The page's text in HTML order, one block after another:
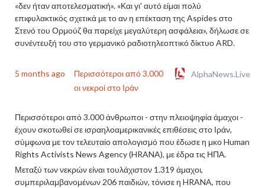
«δεν ήταν αποτελεσματική». «Και γι' αυτό είμαι πολύ
επιφυλακτικός σχετικά με το αν η επέκταση της Aspides στο
Στενό του Ορμούζ θα παρείχε μεγαλύτερη ασφάλεια», δήλωσε σε
συνέντευξή του στο γερμανικό ραδιοτηλεοπτικό δίκτυο ARD.
5 months ago
Περισσότεροι από 3.000
οι νεκροί στο Ιράν
AlphaNews.Live
Περισσότεροι από 3.000 άνθρωποι - στην πλειοψηφία άμαχοι -
έχουν σκοτωθεί σε ισραηλοαμερικανικές επιθέσεις στο Ιράν,
σύμφωνα με τον τελευταίο απολογισμό που έδωσε η μκο Human
Rights Activists News Agency (HRANA), με έδρα τις ΗΠΑ.
Μεταξύ των νεκρών είναι τουλάχιστον 1.319 άμαχοι,
συμπεριλαμβανομένων 206 παιδιών, τόνισε η HRANA, που